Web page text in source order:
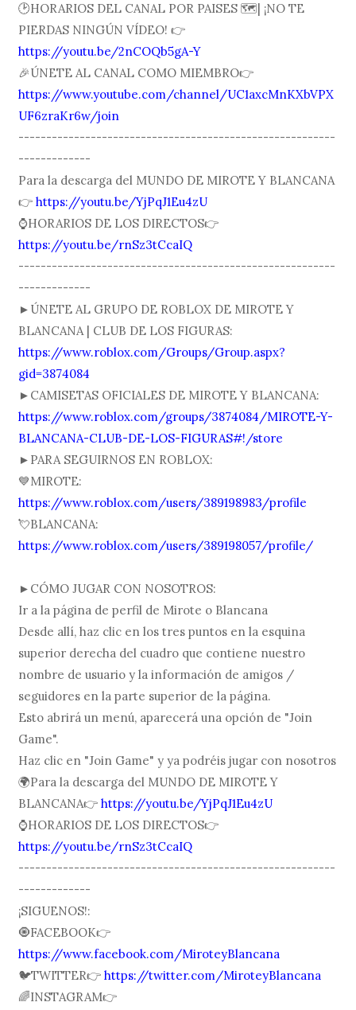
🕑HORARIOS DEL CANAL POR PAISES 🗺| ¡NO TE
PIERDAS NINGÚN VÍDEO! 👉
https://youtu.be/2nCOQb5gA-Y
🎉ÚNETE AL CANAL COMO MIEMBRO👉
https://www.youtube.com/channel/UC1axcMnKXbVPX
UF6zraKr6w/join
---------------------------------------------------------
-------------
Para la descarga del MUNDO DE MIROTE Y BLANCANA
👉https://youtu.be/YjPqJ1Eu4zU
⌚️HORARIOS DE LOS DIRECTOS👉
https://youtu.be/rnSz3tCcaIQ
---------------------------------------------------------
-------------
►ÚNETE AL GRUPO DE ROBLOX DE MIROTE Y
BLANCANA | CLUB DE LOS FIGURAS:
https://www.roblox.com/Groups/Group.aspx?
gid=3874084
►CAMISETAS OFICIALES DE MIROTE Y BLANCANA:
https://www.roblox.com/groups/3874084/MIROTE-Y-
BLANCANA-CLUB-DE-LOS-FIGURAS#!/store
►PARA SEGUIRNOS EN ROBLOX:
💙MIROTE:
https://www.roblox.com/users/389198983/profile
💘BLANCANA:
https://www.roblox.com/users/389198057/profile/
►CÓMO JUGAR CON NOSOTROS:
Ir a la página de perfil de Mirote o Blancana
Desde allí, haz clic en los tres puntos en la esquina
superior derecha del cuadro que contiene nuestro
nombre de usuario y la información de amigos /
seguidores en la parte superior de la página.
Esto abrirá un menú, aparecerá una opción de "Join
Game".
Haz clic en "Join Game" y ya podréis jugar con nosotros
🌍Para la descarga del MUNDO DE MIROTE Y
BLANCANA👉https://youtu.be/YjPqJ1Eu4zU
⌚️HORARIOS DE LOS DIRECTOS👉
https://youtu.be/rnSz3tCcaIQ
---------------------------------------------------------
-------------
¡SIGUENOS!:
🧿FACEBOOK👉
https://www.facebook.com/MiroteyBlancana
🐦TWITTER👉https://twitter.com/MiroteyBlancana
🌈INSTAGRAM👉